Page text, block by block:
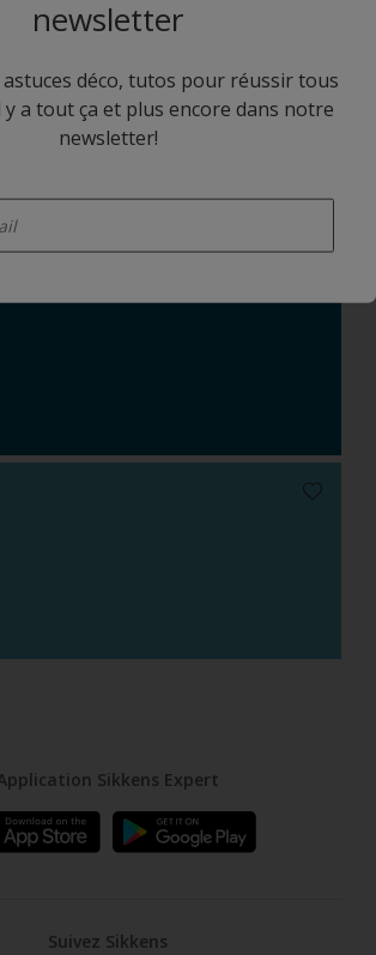
newsletter
déco, tutos pour réussir tous
a tout ça et plus encore dans notre
newsletter!
Sikkens Expert
Suivez Sikkens